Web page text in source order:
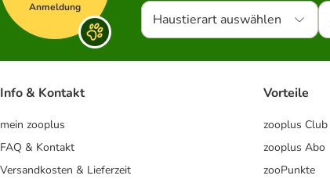
Anmeldung
Haustierart auswählen
Info & Kontakt
mein zooplus
FAQ & Kontakt
Versandkosten & Lieferzeit
Vorteile
zooplus Club
zooplus Abo
zooPunkte